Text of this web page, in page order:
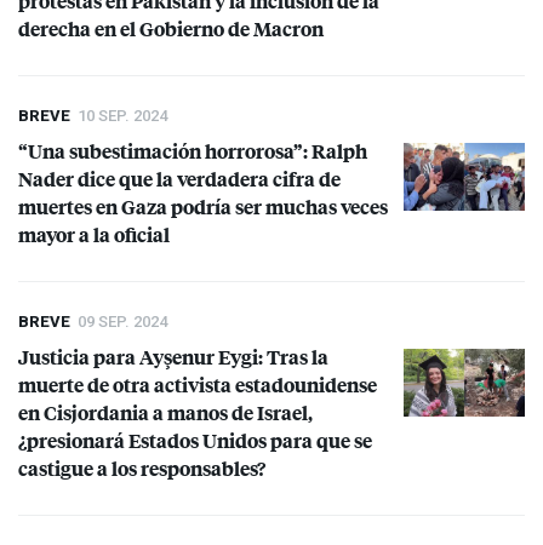
derecha en el Gobierno de Macron
BREVE 10 SEP. 2024
“Una subestimación horrorosa”: Ralph
Nader dice que la verdadera cifra de
muertes en Gaza podría ser muchas veces
mayor a la oficial
BREVE 09 SEP. 2024
Justicia para Ayşenur Eygi: Tras la
muerte de otra activista estadounidense
en Cisjordania a manos de Israel,
¿presionará Estados Unidos para que se
castigue a los responsables?